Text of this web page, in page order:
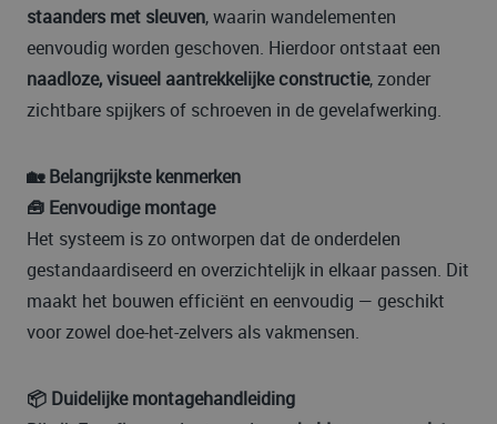
staanders met sleuven, waarin wandelementen
eenvoudig worden geschoven. Hierdoor ontstaat een
naadloze, visueel aantrekkelijke constructie, zonder
zichtbare spijkers of schroeven in de gevelafwerking.
🏡 Belangrijkste kenmerken
🧰 Eenvoudige montage
Het systeem is zo ontworpen dat de onderdelen
gestandaardiseerd en overzichtelijk in elkaar passen. Dit
maakt het bouwen efficiënt en eenvoudig — geschikt
voor zowel doe-het-zelvers als vakmensen.
📦 Duidelijke montagehandleiding